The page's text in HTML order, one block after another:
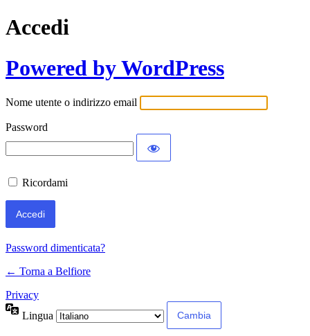
Accedi
Powered by WordPress
Nome utente o indirizzo email
Password
Ricordami
Password dimenticata?
← Torna a Belfiore
Privacy
Lingua